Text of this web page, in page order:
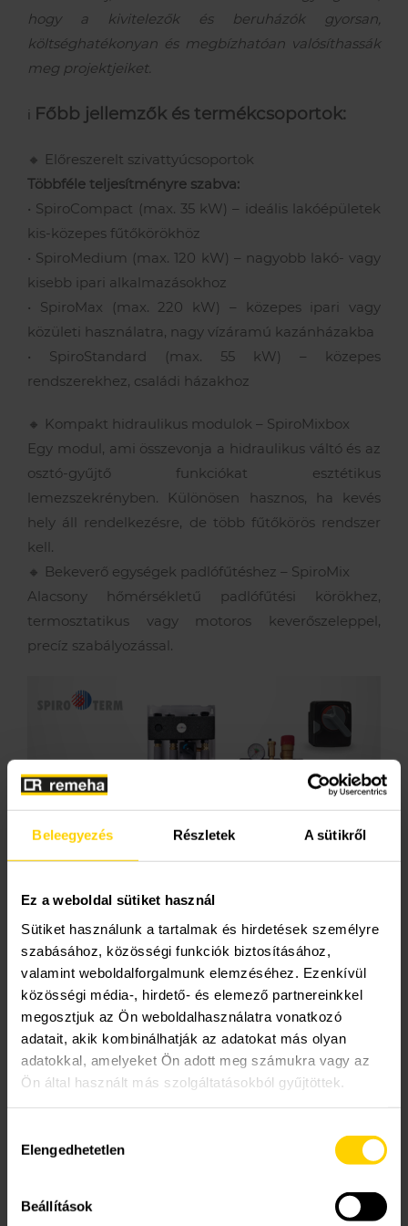
Beleegyezés Részletek A sütikről
Ez a weboldal sütiket használ
Sütiket használunk a tartalmak és hirdetések személyre
szabásához, közösségi funkciók biztosításához,
valamint weboldalforgalmunk elemzéséhez. Ezenkívül
közösségi média-, hirdető- és elemező partnereinkkel
megosztjuk az Ön weboldalhasználatra vonatkozó
adatait, akik kombinálhatják az adatokat más olyan
adatokkal, amelyeket Ön adott meg számukra vagy az
Ön által használt más szolgáltatásokból gyűjtöttek.
kiválasztása
Elengedhetetlen
Beállítások
Akciók
Kapcsolatfelvételi űrlap
Szerviz szolgáltatások
Elérhetőségeink
Karrier
hogy a kivitelezők és beruházók gyorsan,
költséghatékonyan és megbízhatóan valósíthassák
meg projektjeiket.
ℹ️ Főbb jellemzők és termékcsoportok:
🔸 Előreszerelt szivattyúcsoportok
Többféle teljesítményre szabva:
• SpiroCompact (max. 35 kW) – ideális lakóépületek
kis-közepes fűtőkörökhöz
• SpiroMedium (max. 120 kW) – nagyobb lakó- vagy
kisebb ipari alkalmazásokhoz
• SpiroMax (max. 220 kW) – közepes ipari vagy
közületi használatra, nagy vízáramú kazánházakba
• SpiroStandard (max. 55 kW) – közepes
rendszerekhez, családi házakhoz
🔸 Kompakt hidraulikus modulok – SpiroMixbox
Egy modul, ami összevonja a hidraulikus váltó és az
osztó-gyűjtő funkciókat esztétikus
lemezszekrényben. Különösen hasznos, ha kevés
hely áll rendelkezésre, de több fűtőkörös rendszer
kell.
🔸 Bekeverő egységek padlófűtéshez – SpiroMix
Alacsony hőmérsékletű padlófűtési körökhez,
termosztatikus vagy motoros keverőszeleppel,
precíz szabályozással.
Előnyök, amelyek mellett nem lehet szó nélkül
elmenni
▪️ Idő- és költséghatékonyság: előreszerelt egységek
távú, zavartalan üzem üzembiztos működés